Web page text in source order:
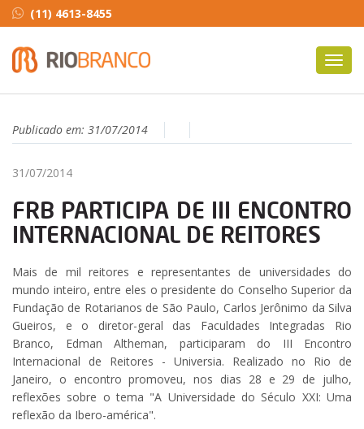
(11) 4613-8455
Publicado em: 31/07/2014
31/07/2014
FRB PARTICIPA DE III ENCONTRO
INTERNACIONAL DE REITORES
Mais de mil reitores e representantes de universidades do
mundo inteiro, entre eles o presidente do Conselho Superior da
Fundação de Rotarianos de São Paulo, Carlos Jerônimo da Silva
Gueiros, e o diretor-geral das Faculdades Integradas Rio
Branco, Edman Altheman, participaram do III Encontro
Internacional de Reitores - Universia. Realizado no Rio de
Janeiro, o encontro promoveu, nos dias 28 e 29 de julho,
reflexões sobre o tema "A Universidade do Século XXI: Uma
reflexão da Ibero-américa".